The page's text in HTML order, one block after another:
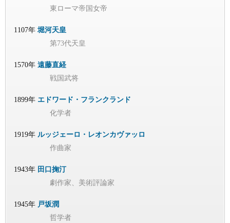
東ローマ帝国女帝
1107年 堀河天皇
第73代天皇
1570年 遠藤直経
戦国武将
1899年 エドワード・フランクランド
化学者
1919年 ルッジェーロ・レオンカヴァッロ
作曲家
1943年 田口掬汀
劇作家、美術評論家
1945年 戸坂潤
哲学者